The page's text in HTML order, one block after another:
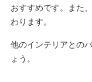
おすすめです。また
わります。
他のインテリアとの
ょう。